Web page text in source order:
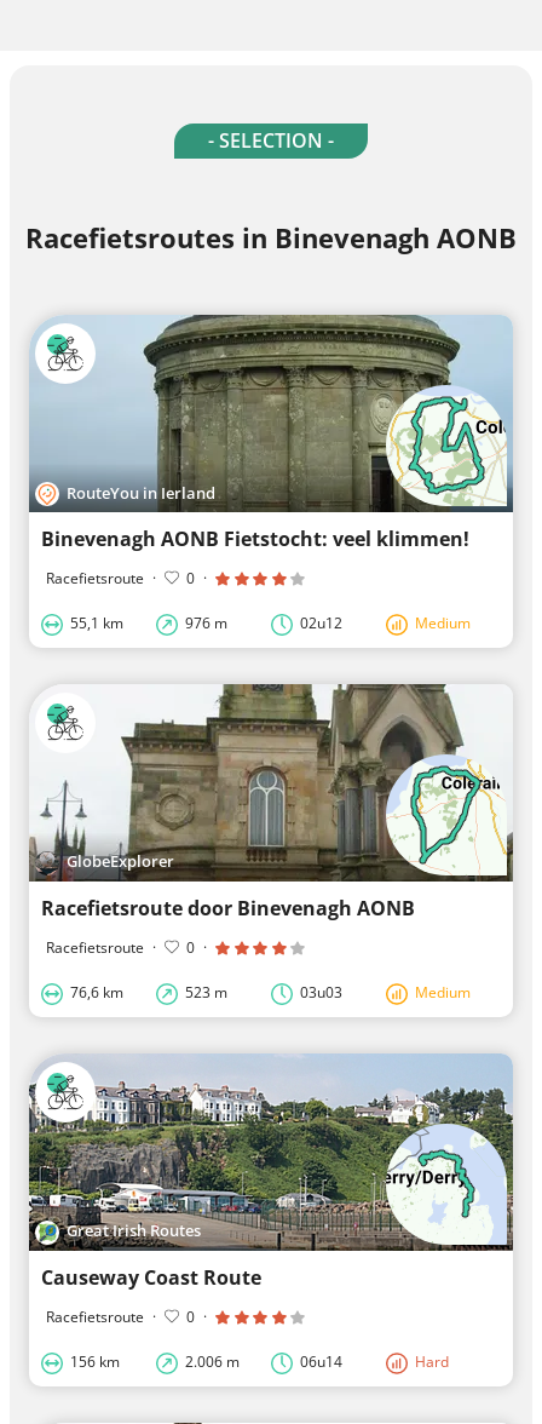
- SELECTION -
Racefietsroutes in Binevenagh AONB
RouteYou in Ierland
Binevenagh AONB Fietstocht: veel klimmen!
Racefietsroute · 0 ·
55,1 km 976 m 02u12 Medium
GlobeExplorer
Racefietsroute door Binevenagh AONB
Racefietsroute · 0 ·
76,6 km 523 m 03u03 Medium
Great Irish Routes
Causeway Coast Route
Racefietsroute · 0 ·
156 km 2.006 m 06u14 Hard